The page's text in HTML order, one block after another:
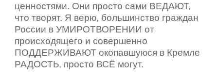
ценностями. Они просто сами ВЕДАЮТ,
что творят. Я верю, большинство граждан
России в УМИРОТВОРЕНИИ от
происходящего и совершенно
ПОДДЕРЖИВАЮТ окопавшуюся в Кремле
РАДОСТЬ, просто ВСЁ могут.